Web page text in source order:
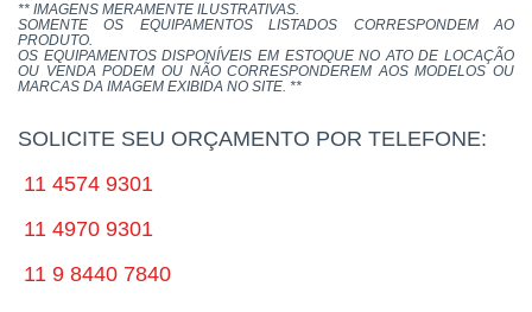
** IMAGENS MERAMENTE ILUSTRATIVAS.
SOMENTE OS EQUIPAMENTOS LISTADOS CORRESPONDEM AO
PRODUTO.
OS EQUIPAMENTOS DISPONÍVEIS EM ESTOQUE NO ATO DE LOCAÇÃO
OU VENDA PODEM OU NÃO CORRESPONDEREM AOS MODELOS OU
MARCAS DA IMAGEM EXIBIDA NO SITE. **
SOLICITE SEU ORÇAMENTO POR TELEFONE:
11 4574 9301
11 4970 9301
11 9 8440 7840